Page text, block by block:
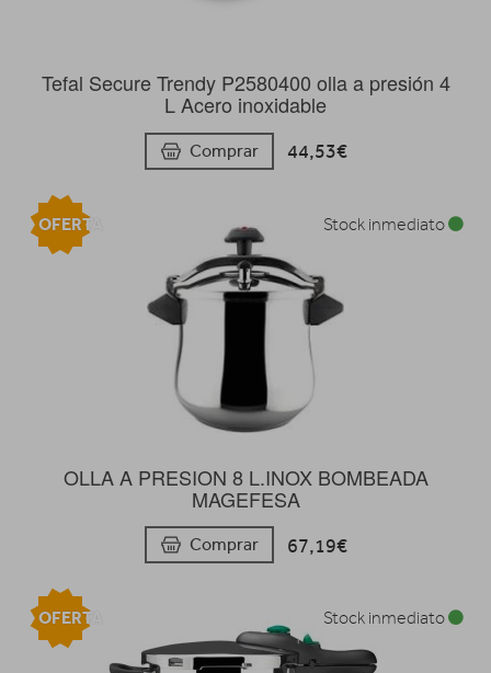
Tefal Secure Trendy P2580400 olla a presión 4
L Acero inoxidable
Comprar 44,53€
OLLA A PRESION 8 L.INOX BOMBEADA
MAGEFESA
Comprar 67,19€
Stock inmediato
OFERTA
Stock inmediato
OFERTA